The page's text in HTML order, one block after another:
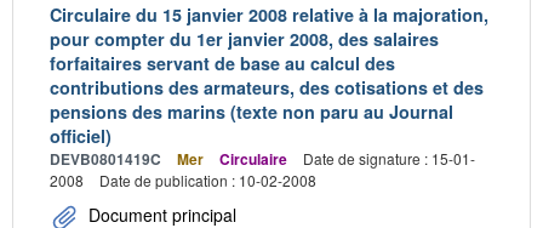
Circulaire du 15 janvier 2008 relative à la majoration,
pour compter du 1er janvier 2008, des salaires
forfaitaires servant de base au calcul des
contributions des armateurs, des cotisations et des
pensions des marins (texte non paru au Journal
officiel)
DEVB0801419C Mer Circulaire
Date de signature : 15-01-
2008
Date de publication : 10-02-2008
Document principal